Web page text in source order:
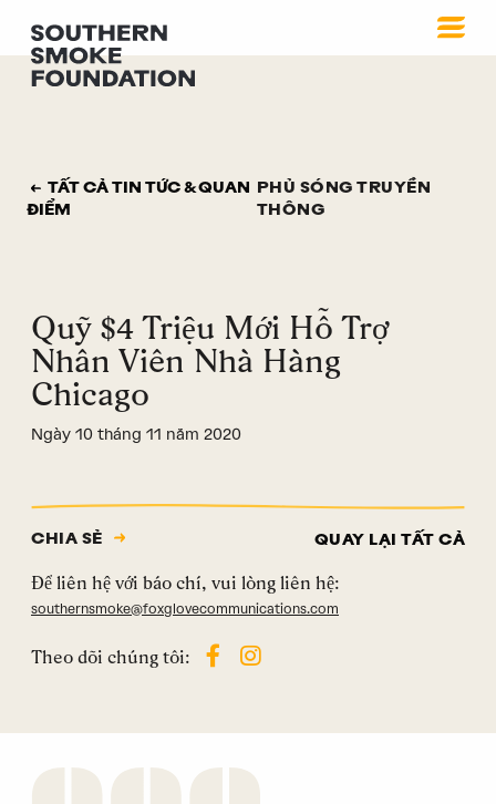
TẤT CẢ TIN TỨC & QUAN
ĐIỂM
PHỦ SÓNG TRUYỀN
THÔNG
Quỹ $4 Triệu Mới Hỗ Trợ
Nhân Viên Nhà Hàng
Chicago
Ngày 10 tháng 11 năm 2020
CHIA SẺ QUAY LẠI TẤT CẢ
Để liên hệ với báo chí, vui lòng liên hệ:
southernsmoke@foxglovecommunications.com
Theo dõi chúng tôi: